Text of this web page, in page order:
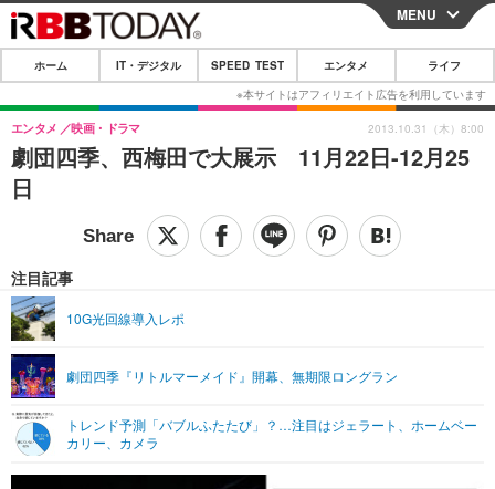
CLOSE
ホーム
IT・デジタル
IT・デジタルTOP スマートフォン
ショッピング その他
SPEED TEST
エンタメTOP 映画・ドラマ
グラビア ブログ
ショッピング その他
ライフTOP
リリース一覧
プッシュ通知の停止方法
MENU
ホーム IT・デジタル SPEED TEST エンタメ ライフ
劇団四季、西梅田で大展示 11月22日-12月25
日
エンタメ 映画・ドラマ
注目記事
10G光回線導入レポ
劇団四季『リトルマーメイド』開幕、無期限ロングラン
トレンド予測「バブルふたたび」？…注目はジェラート、ホームベー
カリー、カメラ
2013.10.31（木）8:00